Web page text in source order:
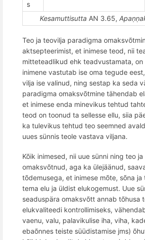
s
Kesamuttisutta AN 3.65,
Teo ja teovilja paradigma
aktsepteerimist, et inimese teod, nii
mitteteadlikud ehk teadvustamata, on
inimene vastutab ise oma tegude
vilja ise valinud, ning sestap ka seda
paradigma omaksvõtmine tähendab
et inimese enda minevikus tehtud
teod on toonud ta sellesse ellu, siia
ka tulevikus tehtud teo seemned
uues sünnis teole vastava viljana.
Kõik inimesed, nii uue sünni ning teo
omaksvõtnud, aga ka ülejäänud,
tõdemusega, et inimese mõte, sõna ja
tema elu ja üldist elukogemust. Uue s
seaduspära omaksvõtt annab tõhusa
elukvaliteedi kontrollimiseks,
vaenu, valu, palavikulise iha, viha,
ebaõnnes teiste süüdistamise jms)